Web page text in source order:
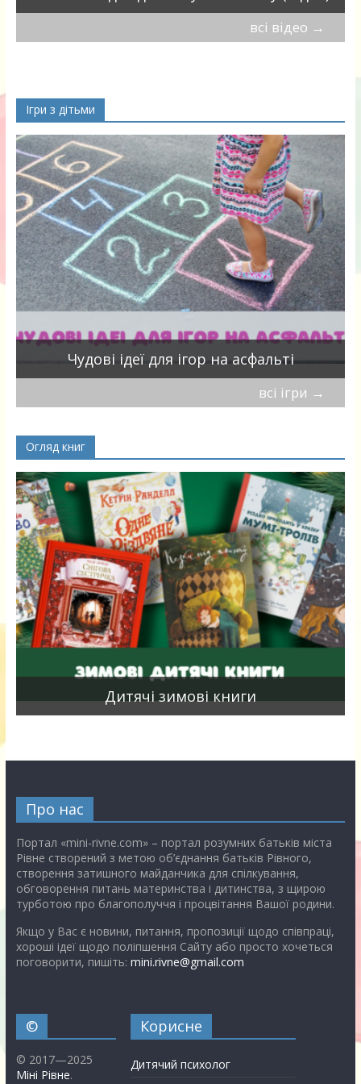
всі відео →
Ігри з дітьми
Чудові ідеї для ігор на асфальті
всі ігри →
Огляд книг
Дитячі зимові книги
Про нас
Портал «mini-rivne.com» – портал розумних батьків міста
Рівне створений з метою об’єднання батьків Рівного,
створення затишного майданчика для спілкування,
обговорення питань материнства і дитинства, з щирою
турботою про благополуччя і процвітання Вашої родини.
Якщо у Вас є новини, питання, пропозиції щодо співпраці,
хороші ідеї щодо поліпшення Сайту або просто хочеться
поговорити, пишіть: mini.rivne@gmail.com
©
© 2017—2025
Міні Рівне.
Корисне
Дитячий психолог